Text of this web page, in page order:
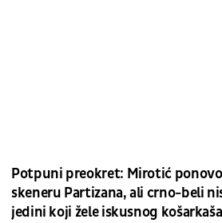
Potpuni preokret: Mirotić
skeneru Partizana, ali crno-beli
jedini koji žele iskusnog košarkaša